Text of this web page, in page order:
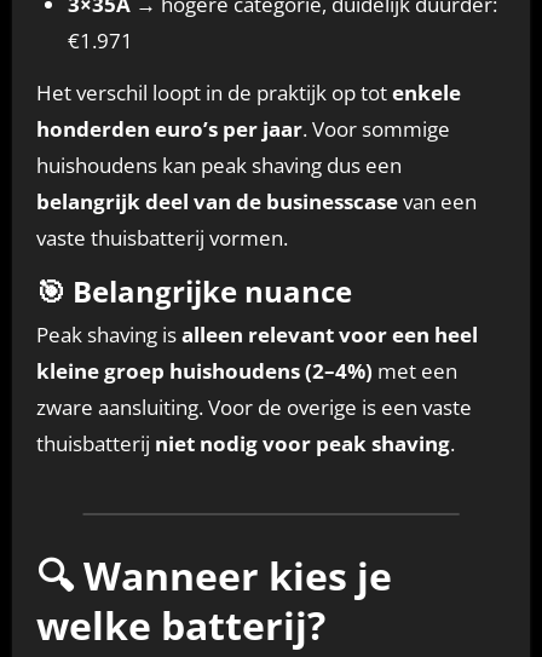
€1.971
Het verschil loopt in de praktijk op totenkele
honderden euro’s per jaar. Voor sommige
huishoudens kan peak shaving dus een
belangrijk deel van de businesscasevan een
vaste thuisbatterij vormen.
🎯 Belangrijke nuance
Peak shaving isalleen relevant voor een heel
kleine groep huishoudens (2–4%) met een
zware aansluiting. Voor de overige is een vaste
thuisbatterij niet nodig voor peak shaving.
🔍 Wanneer kies je
welke batterij?